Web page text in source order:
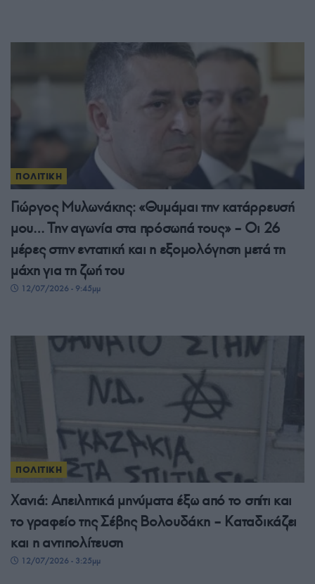
ΠΟΛΙΤΙΚΗ
Γιώργος Μυλωνάκης: «Θυμάμαι την κατάρρευσή
μου… Την αγωνία στα πρόσωπά τους» – Οι 26
μέρες στην εντατική και η εξομολόγηση μετά τη
μάχη για τη ζωή του
12/07/2026 - 9:45μμ
ΠΟΛΙΤΙΚΗ
Χανιά: Απειλητικά μηνύματα έξω από το σπίτι και
το γραφείο της Σέβης Βολουδάκη – Καταδικάζει
και η αντιπολίτευση
12/07/2026 - 3:25μμ